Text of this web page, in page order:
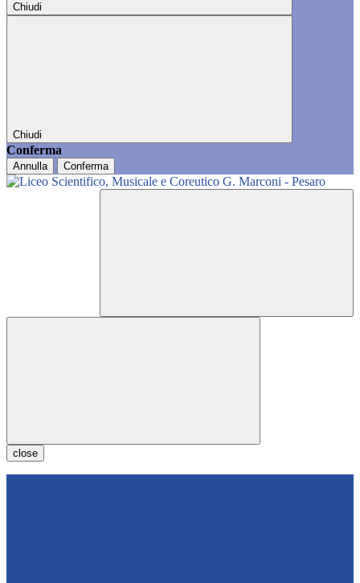
Chiudi
Chiudi
Conferma
Annulla Conferma
close